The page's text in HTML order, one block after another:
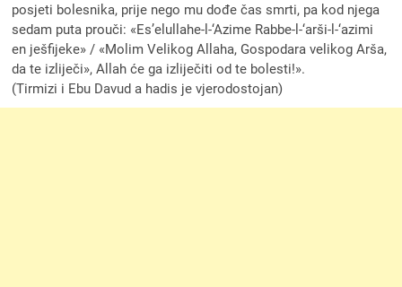
posjeti bolesnika, prije nego mu dođe čas smrti, pa kod njega
sedam puta prouči: «Es’elullahe-l-‘Azime Rabbe-l-‘arši-l-‘azimi
en ješfijeke» / «Molim Velikog Allaha, Gospodara velikog Arša,
da te izliječi», Allah će ga izliječiti od te bolesti!».
(Tirmizi i Ebu Davud a hadis je vjerodostojan)